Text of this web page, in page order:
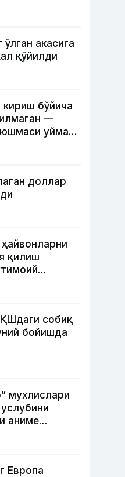
ўлган акасига
қўйилди
бўйича
—
уйма-
ҳақида
доллар
қилиш
фейк
берилди
собиқ
бойишда
мухлислари
аниме
Европа